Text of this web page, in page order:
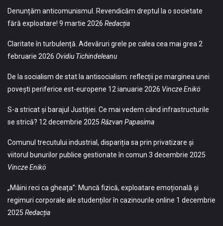
Denunțăm anticomunismul. Revendicăm dreptul la o societate
fără exploatare! 9 martie 2026 Redacția
Claritate în turbulență. Adevăruri grele pe calea cea mai grea 2
februarie 2026 Ovidiu Tichindeleanu
De la socialism de stat la antisocialism: reflecții pe marginea unei
povești periferice est-europene 12 ianuarie 2026 Vincze Enikö
S-a stricat și barajul Justiției. Ce mai vedem când infrastructurile
se strică? 12 decembrie 2025 Răzvan Papasima
Comunul trecutului industrial, dispariția sa prin privatizare și
viitorul bunurilor publice gestionate în comun 3 decembrie 2025
Vincze Enikö
„Mâini reci ca gheața”: Muncă fizică, exploatare emoțională și
regimuri corporale ale studenților în cazinourile online 1 decembrie
2025 Redacția